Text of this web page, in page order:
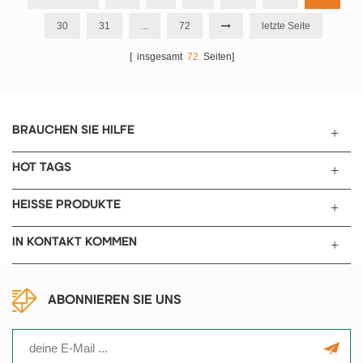
eine gleichmäßig gemischte
Besonders geeignet für
Batterien und erhält schließlich
eine gleichmäßig gemischte
Besonders geeignet für
30 31 ... 72 letzte Seite
[ insgesamt 72 Seiten]
BRAUCHEN SIE HILFE
HOT TAGS
HEISSE PRODUKTE
IN KONTAKT KOMMEN
ABONNIEREN SIE UNS